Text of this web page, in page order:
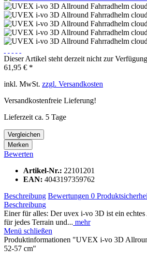
Dieser Artikel steht derzeit nicht zur
61,95 € *
inkl. MwSt. zzgl. Versandkosten
Versandkostenfreie Lieferung!
Lieferzeit ca. 5 Tage
Vergleichen
Merken
Bewerten
Artikel-Nr.: 22101201
EAN: 4043197359762
Beschreibung Bewertungen 0
Beschreibung
Einer für alles: Der uvex i-vo 3D ist ein
für jedes Terrain und... mehr
Menü schließen
Produktinformationen "UVEX i-vo 3D
52-57 cm"